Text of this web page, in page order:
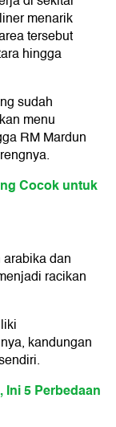
menarik
tersebut
hingga
sudah
menu
RM Mardun
Cocok untuk
dan
racikan
kandungan
5 Perbedaan